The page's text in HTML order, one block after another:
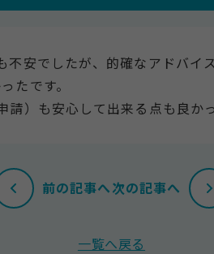
不安でしたが、的確なアドバイ
たです。
）も安心して出来る点も良かっ
前の記事へ次の記事へ
一覧へ戻る